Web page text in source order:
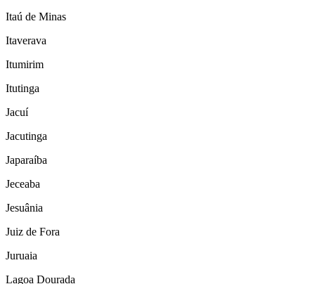
Itaú de Minas
Itaverava
Itumirim
Itutinga
Jacuí
Jacutinga
Japaraíba
Jeceaba
Jesuânia
Juiz de Fora
Juruaia
Lagoa Dourada